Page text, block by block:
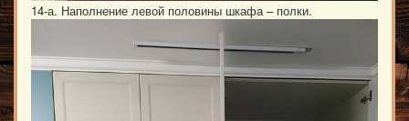
14-а. Наполнение левой половины шкафа – полки.